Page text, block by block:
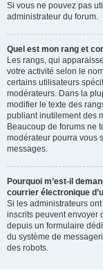
Si vous ne pouvez pas
administrateur du forum.
Quel est mon rang et
Les rangs, qui
votre activité selon le
certains utilisateurs
modérateurs. Dans la
modifier le texte des
publiant inutilement des
Beaucoup de forums ne
modérateur pourra vous
messages.
Pourquoi m’est-il
courrier électronique
Si les administrateurs
inscrits peuvent envoyer
depuis un formulaire
du système de
des robots.